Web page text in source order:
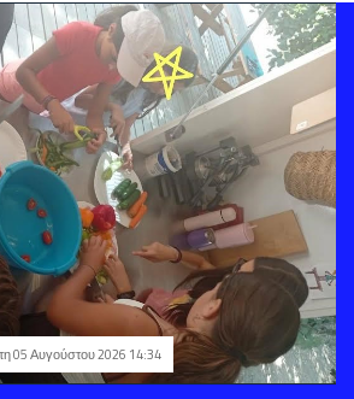
05 Αυγούστου 2026 14:34